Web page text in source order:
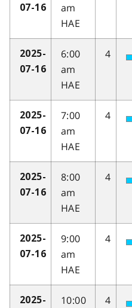
07-16
am
HAE
2025-
07-16
6:00
am
HAE
4
2025-
07-16
7:00
am
HAE
4
2025-
07-16
8:00
am
HAE
4
2025-
07-16
9:00
am
HAE
4
2025-
10:00
4